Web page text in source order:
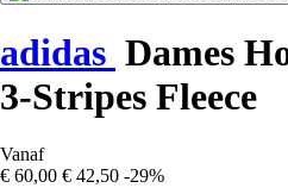
adidas Dames
3-Stripes Fleece
Vanaf
€ 60,00 € 42,50 -29%